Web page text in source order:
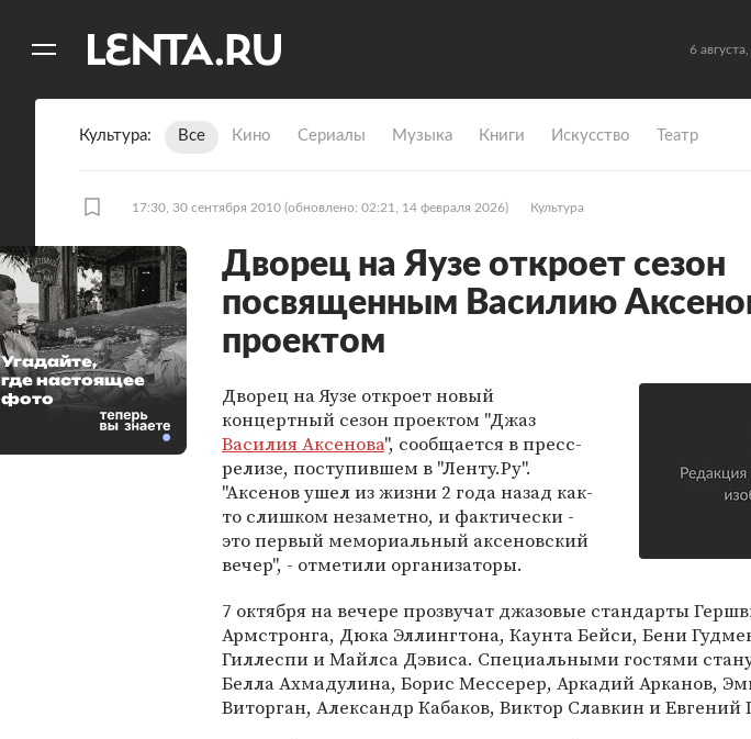
6
Культура Все Кино Сериалы Музыка Книги Искусство Театр
17:30, 30 сентября 2010 (обновлено: 02:21, 14 февраля 2026) Культура
Дворец на Яузе откроет сезон
посвященным Василию
проектом
Дворец на Яузе откроет новый
концертный сезон проектом "Джаз
Василия Аксенова", сообщается в пресс-
релизе, поступившем в "Ленту.Ру".
"Аксенов ушел из жизни 2 года назад как-
то слишком незаметно, и фактически -
это первый мемориальный аксеновский
вечер", - отметили организаторы.
7 октября на вечере прозвучат джазовые стандарты
Армстронга, Дюка Эллингтона, Каунта Бейси, Бени
Гиллеспи и Майлса Дэвиса. Специальными гостями
Белла Ахмадулина, Борис Мессерер, Аркадий Арканов,
Виторган, Александр Кабаков, Виктор Славкин и Евгений
Угадайте,
где настоящее
фото